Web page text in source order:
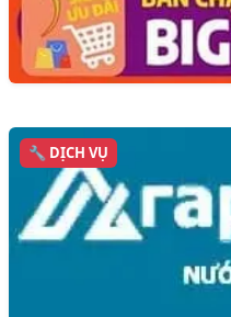
🔧 DỊCH VỤ